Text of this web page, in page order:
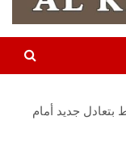
بتعادل جديد أمام